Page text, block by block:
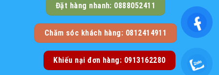
Đặt hàng nhanh: 0888052411
Chăm sóc khách hàng: 0812414911
Khiếu nại đơn hàng: 0913162280